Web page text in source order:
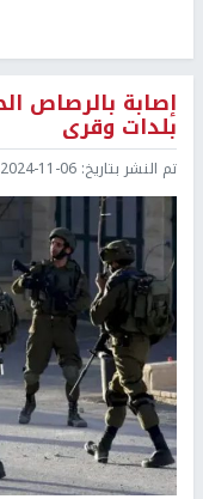
إصابة بالرصاص
بلدات وقرى
تم النشر بتاريخ: 2024-11-06 08:20